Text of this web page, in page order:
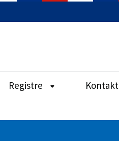
Registre Kontakt